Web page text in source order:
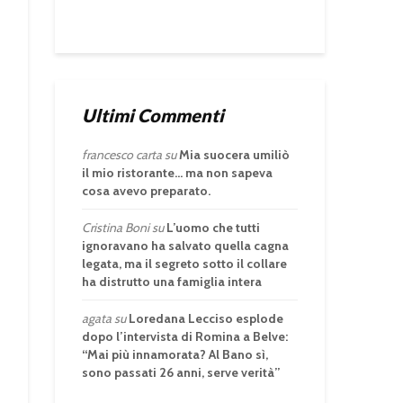
Ultimi Commenti
francesco cartasuMia suocera umiliò
il mio ristorante… ma non sapeva
cosa avevo preparato.
Cristina BonisuL’uomo che tutti
ignoravano ha salvato quella cagna
legata, ma il segreto sotto il collare
ha distrutto una famiglia intera
agatasuLoredana Lecciso esplode
dopo l’intervista di Romina a Belve:
“Mai più innamorata? Al Bano sì,
sono passati 26 anni, serve verità”